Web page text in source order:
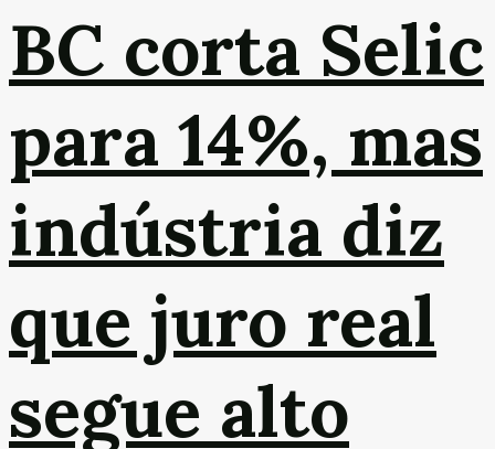
BC corta Selic
para 14%, mas
indústria diz
que juro real
segue alto